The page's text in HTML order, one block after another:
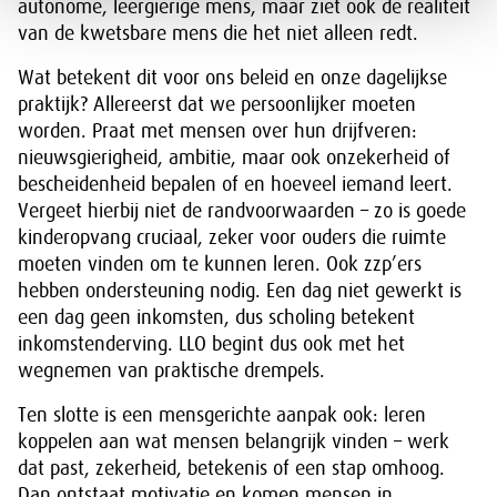
autonome, leergierige mens, maar ziet ook de realiteit
van de kwetsbare mens die het niet alleen redt.
Wat betekent dit voor ons beleid en onze dagelijkse
praktijk? Allereerst dat we persoonlijker moeten
worden. Praat met mensen over hun drijfveren:
nieuwsgierigheid, ambitie, maar ook onzekerheid of
bescheidenheid bepalen of en hoeveel iemand leert.
Vergeet hierbij niet de randvoorwaarden – zo is goede
kinderopvang cruciaal, zeker voor ouders die ruimte
moeten vinden om te kunnen leren. Ook zzp’ers
hebben ondersteuning nodig. Een dag niet gewerkt is
een dag geen inkomsten, dus scholing betekent
inkomstenderving. LLO begint dus ook met het
wegnemen van praktische drempels.
Ten slotte is een mensgerichte aanpak ook: leren
koppelen aan wat mensen belangrijk vinden – werk
dat past, zekerheid, betekenis of een stap omhoog.